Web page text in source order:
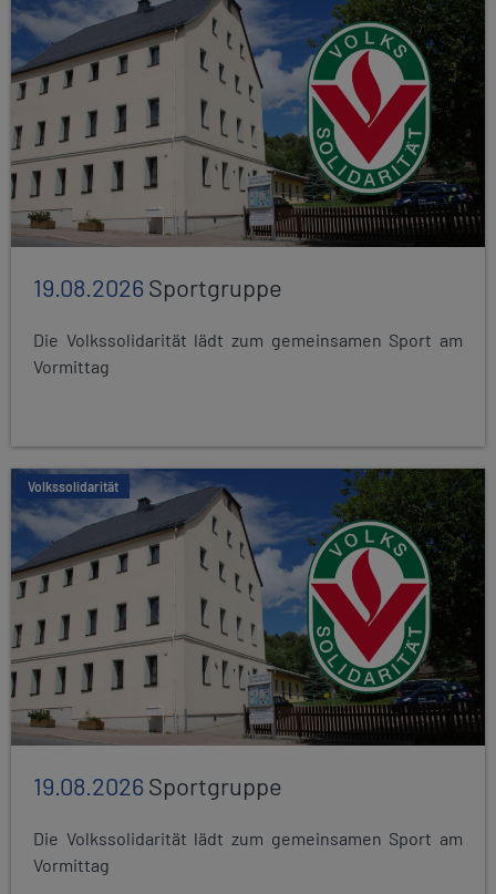
19.08.2026Sportgruppe
Die Volkssolidarität lädt zum gemeinsamen Sport am
Vormittag
Volkssolidarität
19.08.2026Sportgruppe
Die Volkssolidarität lädt zum gemeinsamen Sport am
Vormittag